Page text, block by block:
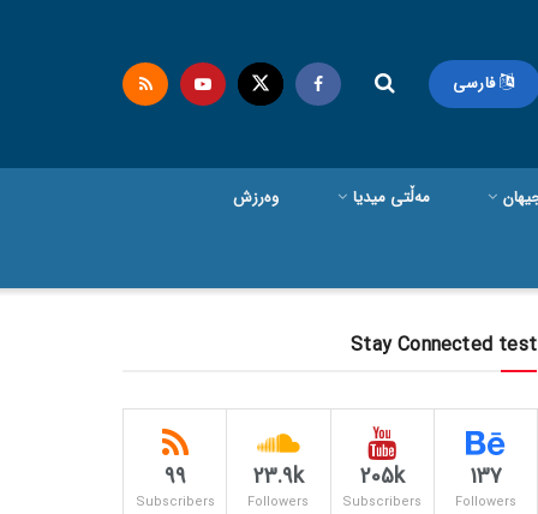
فارسی
مەڵتی میدیا وەرزش
Stay Connected test
137
Followers
205k
Subscribers
23.9k
Followers
99
Subscribers